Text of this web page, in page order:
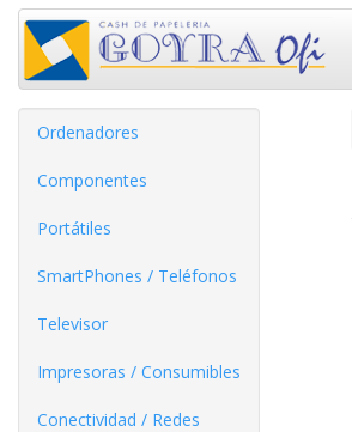
Ordenadores
Componentes
Portátiles
SmartPhones / Teléfonos
Televisor
Impresoras / Consumibles
Conectividad / Redes